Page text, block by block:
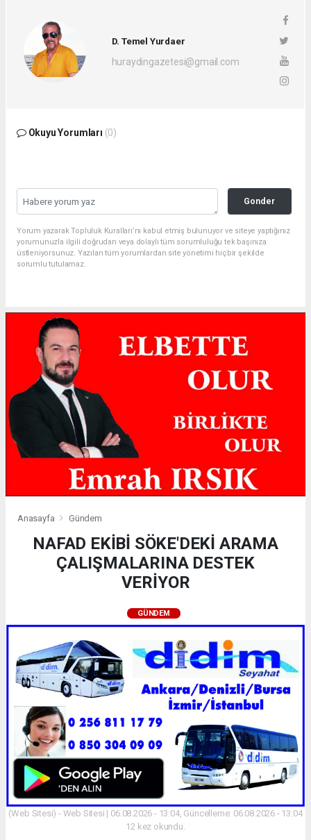
D. Temel Yurdaer
huraydingazetesi@gmail.com
Okuyu Yorumları (0)
Gonder
Yorum yazarak Topluluk Kuralları’nı kabul etmiş bulunuyor ve siteye yaptığınız
yorumunuzla ilgili doğrudan veya dolaylı tüm sorumluluğu tek başınıza
üstleniyorsunuz. Yazılan tüm yorumlardan site yönetimi hiçbir şekilde
sorumlu tutulamaz.
Anasayfa Gündem
NAFAD EKİBİ SÖKE'DEKİ ARAMA
ÇALIŞMALARINA DESTEK
VERİYOR
GÜNDEM
(Web Sitesi) - Web Sitesi | 06.08.2026 - 13:04, Güncelleme: 06.08.2026 - 13:04
12 kez okundu.